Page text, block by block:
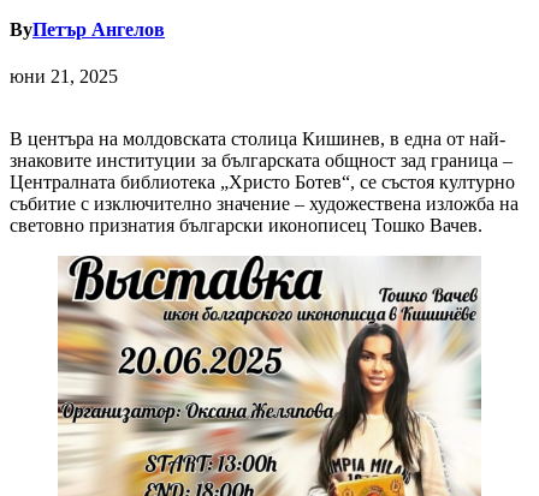
ByПетър Ангелов
юни 21, 2025
В центъра на молдовската столица Кишинев, в една от най-
знаковите институции за българската общност зад граница –
Централната библиотека „Христо Ботев“, се състоя културно
събитие с изключително значение – художествена изложба на
световно признатия български иконописец Тошко Вачев.